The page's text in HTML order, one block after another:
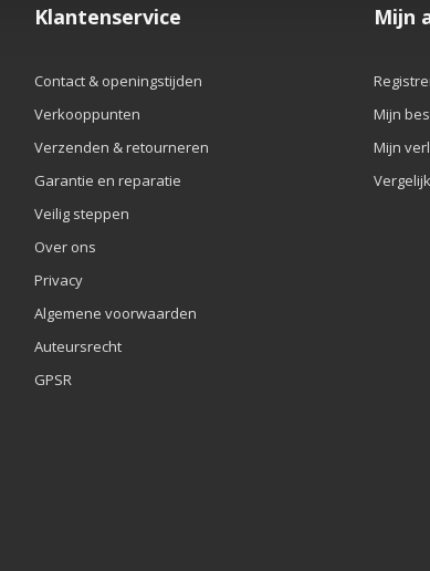
Klantenservice
Contact & openingstijden
Verkooppunten
Verzenden & retourneren
Garantie en reparatie
Veilig steppen
Over ons
Privacy
Algemene voorwaarden
Auteursrecht
GPSR
Mijn
Mijn
Mijn